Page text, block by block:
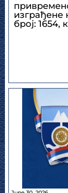
изграђене
број: 1654,